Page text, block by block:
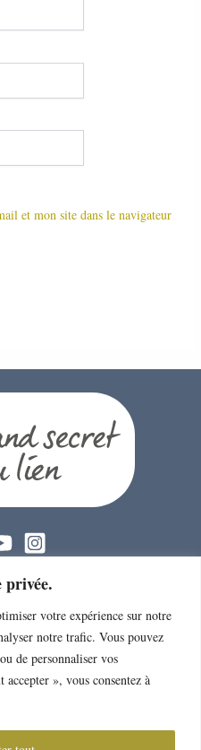
privée.
votre expérience sur notre
notre trafic. Vous pouvez
de personnaliser vos
», vous consentez à
et mon site dans le navigateur
:
Lien